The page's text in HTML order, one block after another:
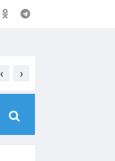
Открытое обращение
‹ ›